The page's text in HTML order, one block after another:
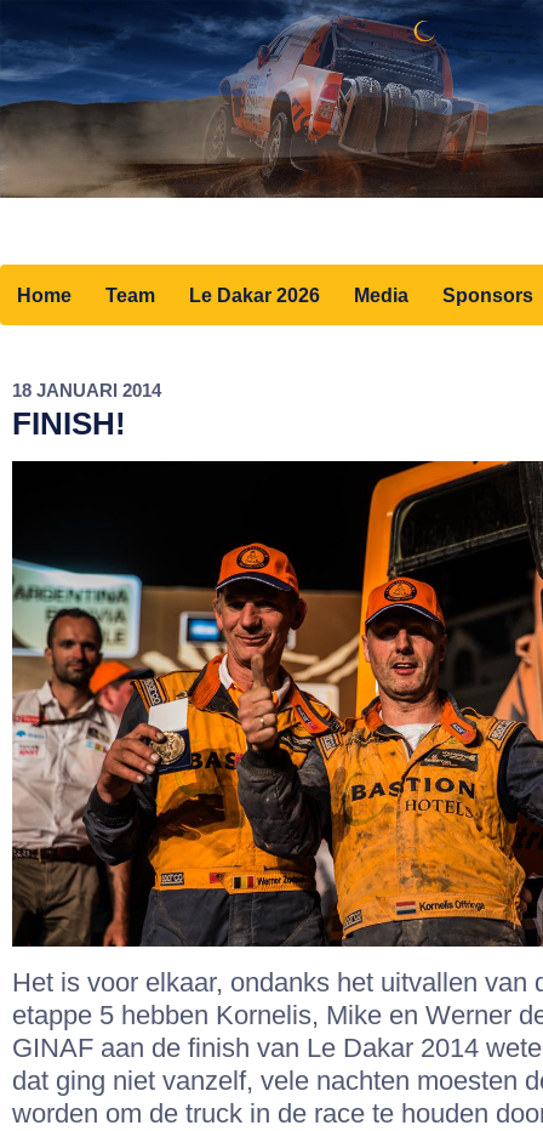
Home Team Le Dakar 2026 Media Sponsors
18 JANUARI 2014
FINISH!
Het is voor elkaar, ondanks het uitvallen van
etappe 5 hebben Kornelis, Mike en Werner
GINAF aan de finish van Le Dakar 2014
dat ging niet vanzelf, vele nachten moesten
worden om de truck in de race te houden